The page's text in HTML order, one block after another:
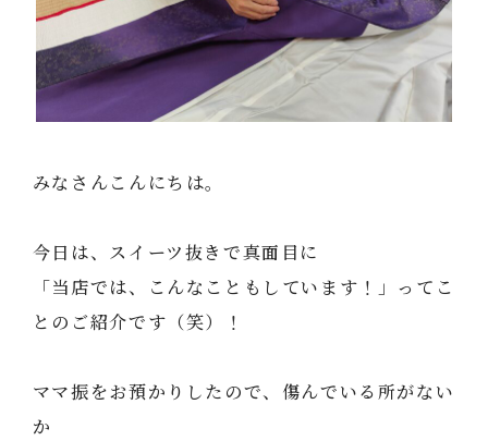
みなさんこんにちは。
今日は、スイーツ抜きで真面目に
「当店では、こんなこともしています！」ってこ
とのご紹介です（笑）！
ママ振をお預かりしたので、傷んでいる所がない
か